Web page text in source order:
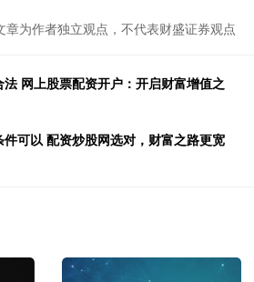
章为作者独立观点，不代表财盛证券观点
法 网上股票配资开户：开启财富增值之
件可以 配资炒股网选对，财富之路更宽